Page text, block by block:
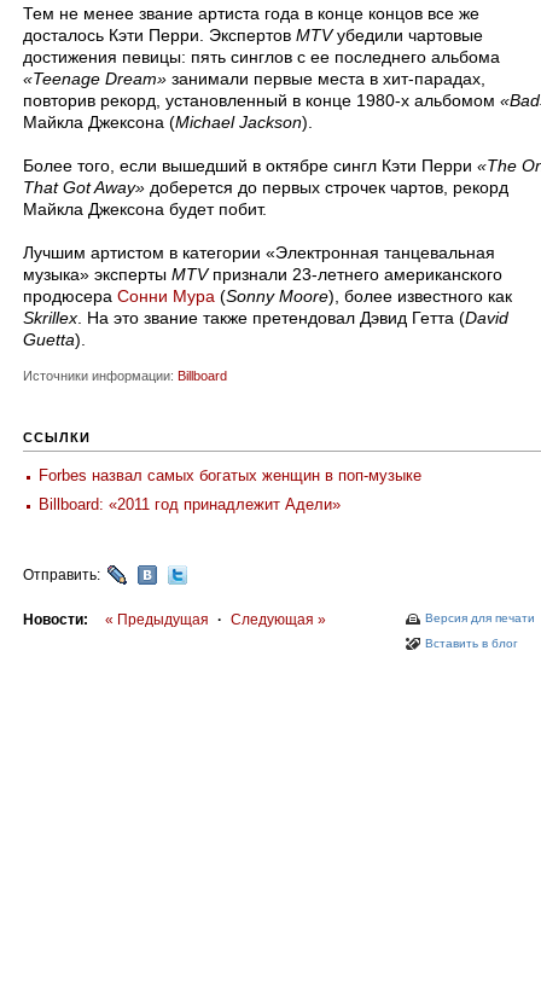
Тем не менее звание артиста года в конце концов все же
досталось Кэти Перри. Экспертов MTVубедили чартовые
достижения певицы: пять синглов с ее последнего альбома
«Teenage Dream» занимали первые места в хит-парадах,
повторив рекорд, установленный в конце 1980-х альбомом
Майкла Джексона (Michael Jackson).
Более того, если вышедший в октябре сингл Кэти Перри «The
That Got Away» доберется до первых строчек чартов, рекорд
Майкла Джексона будет побит.
Лучшим артистом в категории «Электронная танцевальная
музыка» эксперты MTVпризнали 23-летнего американского
продюсера Сонни Мура (Sonny Moore), более известного как
Skrillex . На это звание также претендовал Дэвид Гетта (David
Guetta).
Источники информации: Billboard
ССЫЛКИ
Forbes назвал самых богатых женщин в поп-музыке
Billboard: «2011 год принадлежит Адели»
Отправить:
Версия для печати
Вставить в блог
Новости: « Предыдущая · Следующая »